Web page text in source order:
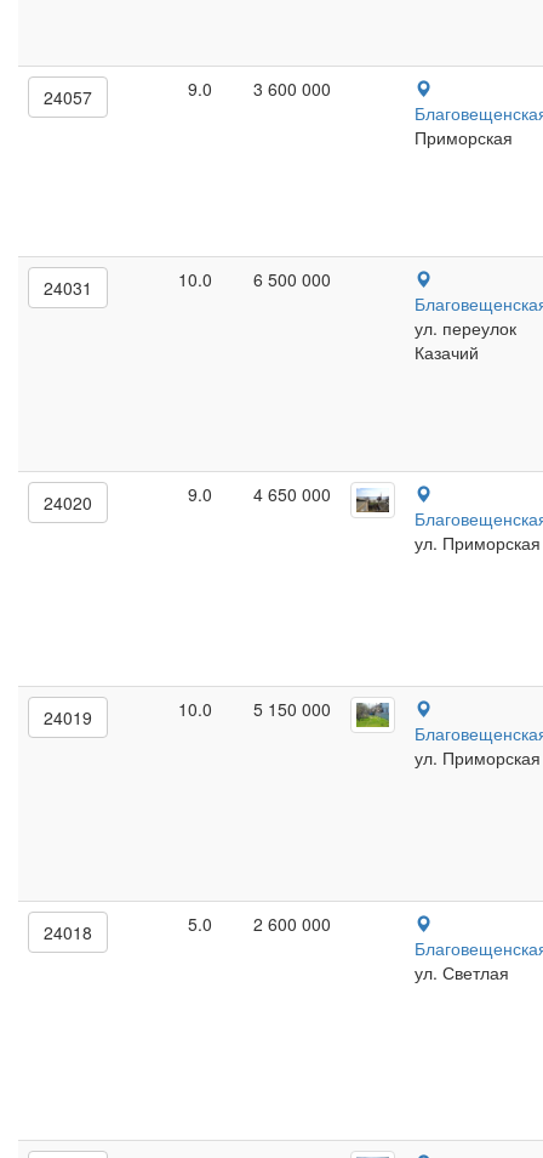
24057 9.0
3 600 000
Приморская
24031 10.0
6 500 000
ул. переулок
Казачий
24020 9.0
4 650 000
ул. Приморская
24019 10.0
5 150 000
ул. Приморская
24018 5.0
2 600 000
ул. Светлая